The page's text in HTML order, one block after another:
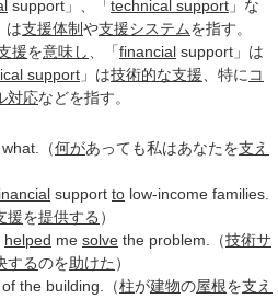
support」、「technical support 」な
は支援体制や支援システムを指す。
援を意味し 、「financial support」は
support 」は技術的な支援 、特に コ
対応などを指す。
what.（何があっても私はあなたを支え
support to low-income families.
援を提供する ）
helped me solve the problem.（技術サ
するのを助けた ）
of the building.（柱が建物の屋根を支え